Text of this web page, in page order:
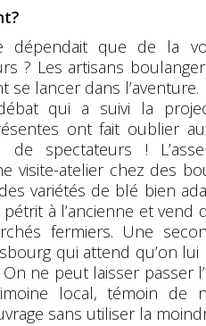
dépendait que de la
? Les artisans
se lancer dans l’aventure.
qui a suivi la
ont fait oublier
de spectateurs !
visite-atelier chez des
variétés de blé bien
à l’ancienne et vend
fermiers. Une
qui attend qu’on
ne peut laisser passer
local, témoin
sans utiliser la